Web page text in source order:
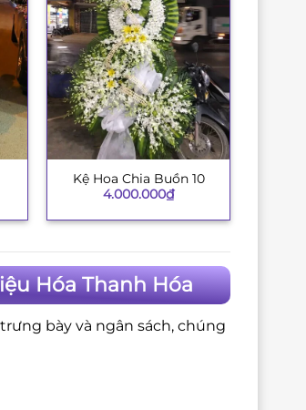
+Kệ Hoa Chia Buồn 10
4.000.000₫
Hóa Thanh Hóa
bày và ngân sách, chúng